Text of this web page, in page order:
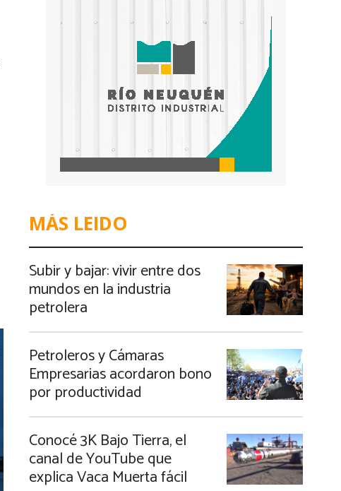
MÁS LEIDO
Subir y bajar: vivir entre dos
mundos en la industria
petrolera
Petroleros y Cámaras
Empresarias acordaron bono
por productividad
Conocé 3K Bajo Tierra, el
canal de YouTube que
explica Vaca Muerta fácil